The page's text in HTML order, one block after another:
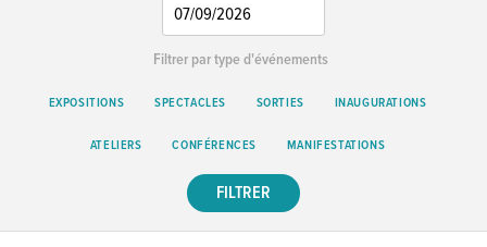
Filtrer par type d'événements
EXPOSITIONS SPECTACLES SORTIES INAUGURATIONS
ATELIERS CONFÉRENCES MANIFESTATIONS
FILTRER